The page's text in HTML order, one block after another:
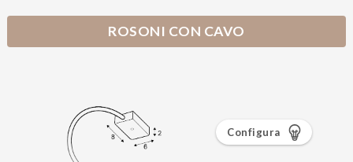
ROSONI CON CAVO
Configura